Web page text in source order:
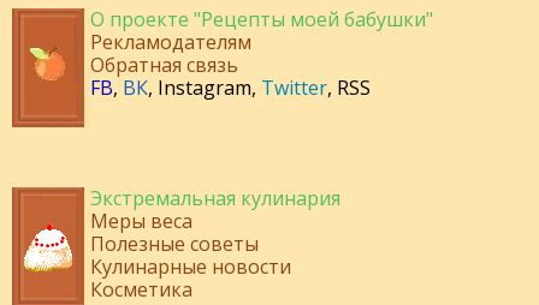
О проекте "Рецепты моей бабушки"
Рекламодателям
Обратная связь
FB, ВК, Instagram, Twitter, RSS
Экстремальная кулинария
Меры веса
Полезные советы
Кулинарные новости
Косметика